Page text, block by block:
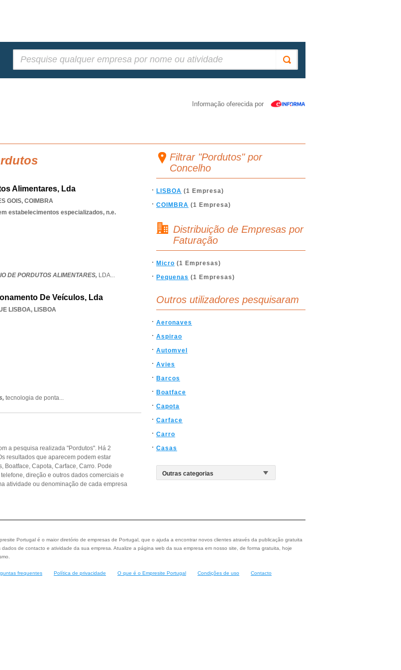
Informação oferecida por
Alimentares, Lda
GOIS, COIMBRA
estabelecimentos especializados, n.e.
DE PORDUTOS ALIMENTARES, LDA...
De Veículos, Lda
LISBOA, LISBOA
tecnologia de ponta...
a pesquisa realizada "Pordutos". Há 2
resultados que aparecem podem estar
Boatface, Capota, Carface, Carro. Pode
direção e outros dados comerciais e
atividade ou denominação de cada empresa
Filtrar "Pordutos" por
Concelho
LISBOA (1 Empresa)
COIMBRA (1 Empresa)
Distribuição de Empresas por
Faturação
Micro (1 Empresas)
Pequenas (1 Empresas)
Outros utilizadores pesquisaram
Aeronaves
Aspirao
Automvel
Avies
Barcos
Boatface
Capota
Carface
Carro
Casas
Portugal é o maior diretório de empresas de Portugal, que o ajuda a encontrar novos clientes através da publicação gratuita
dados de contacto e atividade da sua empresa. Atualize a página web da sua empresa em nosso site, de forma gratuita, hoje
frequentes Política de privacidade O que é o Empresite Portugal Condições de uso Contacto